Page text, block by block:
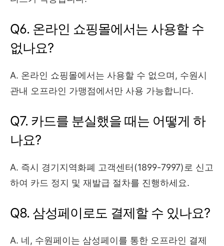
Q6. 온라인 쇼핑몰에서는 사용할 수
없나요?
A. 온라인 쇼핑몰에서는 사용할 수 없으며, 수원시
관내 오프라인 가맹점에서만 사용 가능합니다.
Q7. 카드를 분실했을 때는 어떻게 하
나요?
A. 즉시 경기지역화폐 고객센터(1899-7997)로 신고
하여 카드 정지 및 재발급 절차를 진행하세요.
Q8. 삼성페이로도 결제할 수 있나요?
A. 네, 수원페이는 삼성페이를 통한 오프라인 결제